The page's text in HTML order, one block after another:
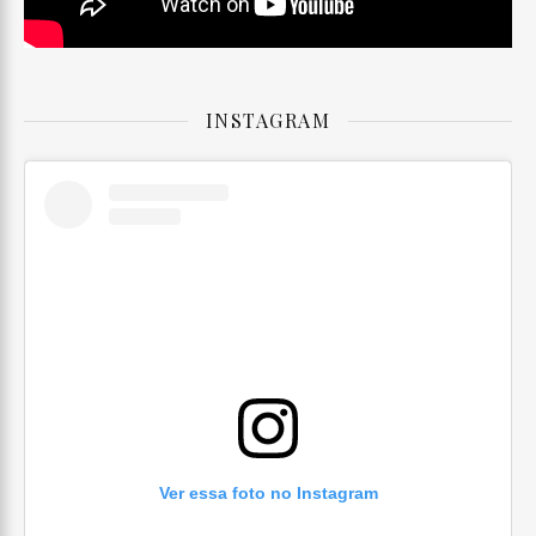
INSTAGRAM
Ver essa foto no Instagram